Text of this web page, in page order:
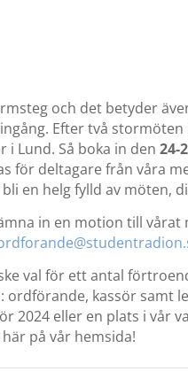
och det betyder
Efter två
i Lund. Så boka in den24-
för deltagare från våra
en helg fylld av möten,
in en motion till
val för ett antal
kassör samt
2024 eller en plats i vår
på vår hemsida!